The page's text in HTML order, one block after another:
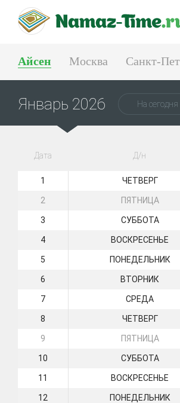
Айсен Москва Санкт-
Январь 2026 На сегодня
Дата Д/н
1 ЧЕТВЕРГ
2 ПЯТНИЦА
3 СУББОТА
4 ВОСКРЕСЕНЬЕ
5 ПОНЕДЕЛЬНИК
6 ВТОРНИК
7 СРЕДА
8 ЧЕТВЕРГ
9 ПЯТНИЦА
10 СУББОТА
11 ВОСКРЕСЕНЬЕ
12 ПОНЕДЕЛЬНИК